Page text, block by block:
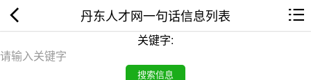
丹东人才网一句话信息列表
关键字: